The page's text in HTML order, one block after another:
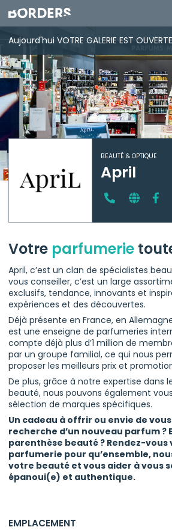
Aujourd'hui VOTRE GALERIE EST OUVERTE
BEAUTÉ & OPTIQUE
April
Votre parfumerie
April, c’est un clan de spécialistes
vous conseiller, c’est un large
exclusifs, tendance, innovants et
expériences et des découvertes.
Déjà présente en France, en
est une enseigne de parfumeries
compte déjà plus d’1 million de
par un groupe familial, ce qui nous
proposer les meilleurs prix et
De plus, grâce à notre expertise dans
beauté, nous pouvons également
sélection de marques spécifiques.
Un cadeau à offrir ou envie de
recherche d’un nouveau parfum ?
parenthèse beauté ? Rendez-
parfumerie pour qu’ensemble,
votre beauté et vous aider à vous
épanoui(e) et authentique.
EMPLACEMENT